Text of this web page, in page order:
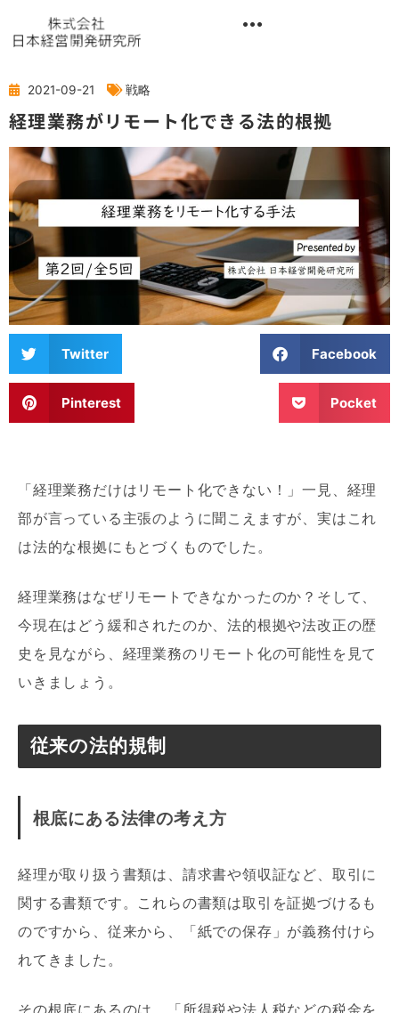
キ
プ
2021-09-21 戦略
経理業務がリモート化できる法的根拠
Twitter Facebook
Pinterest Pocket
「経理業務だけはリモート化できない！」一見、経理
部が言っている主張のように聞こえますが、実はこれ
は法的な根拠にもとづくものでした。
経理業務はなぜリモートできなかったのか？そして、
今現在はどう緩和されたのか、法的根拠や法改正の歴
史を見ながら、経理業務のリモート化の可能性を見て
いきましょう。
従来の法的規制
根底にある法律の考え方
経理が取り扱う書類は、請求書や領収証など、取引に
関する書類です。これらの書類は取引を証拠づけるも
のですから、従来から、「紙での保存」が義務付けら
れてきました。